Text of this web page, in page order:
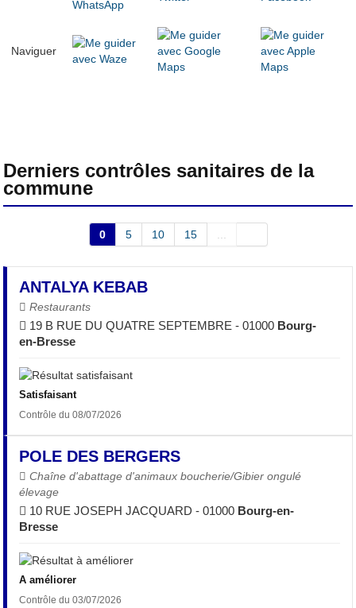
Naviguer
Derniers contrôles sanitaires de la
commune
0 5 10 15
ANTALYA KEBAB
Restaurants
19 B RUE DU QUATRE SEPTEMBRE - 01000 Bourg-
en-Bresse
Satisfaisant
Contrôle du 08/07/2026
POLE DES BERGERS
Chaîne d'abattage d'animaux boucherie/Gibier ongulé
élevage
10 RUE JOSEPH JACQUARD - 01000 Bourg-en-
Bresse
A améliorer
Contrôle du 03/07/2026